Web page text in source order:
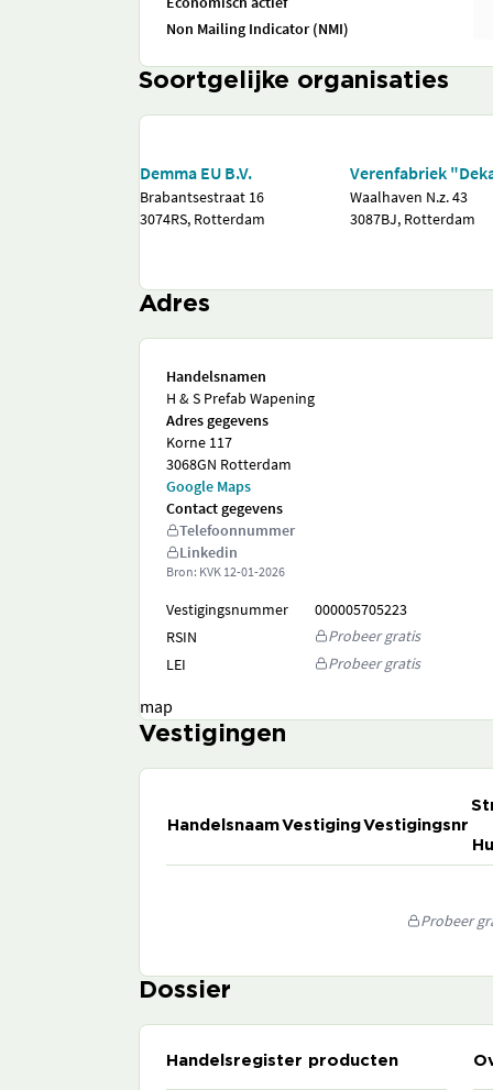
Non Mailing Indicator (NMI)
Soortgelijke organisaties
Demma EU B.V.
Brabantsestraat 16
3074RS, Rotterdam
Verenfabriek
Waalhaven N.z. 43
3087BJ, Rotterdam
Adres
Handelsnamen
H & S Prefab Wapening
Adres gegevens
Korne 117
3068GN Rotterdam
Google Maps
Contact gegevens
Telefoonnummer
Linkedin
Bron: KVK 12-01-2026
Vestigingsnummer
000005705223
RSIN
Probeer gratis
LEI
Probeer gratis
map
Vestigingen
HandelsnaamVestigingVestigingsnr
Probeer
Dossier
Handelsregister producten